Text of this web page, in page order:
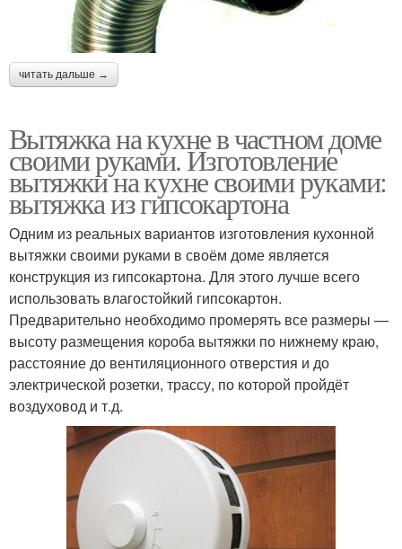
читать дальше →
Вытяжка на кухне в частном доме
своими руками. Изготовление
вытяжки на кухне своими руками:
вытяжка из гипсокартона
Одним из реальных вариантов изготовления кухонной
вытяжки своими руками в своём доме является
конструкция из гипсокартона. Для этого лучше всего
использовать влагостойкий гипсокартон.
Предварительно необходимо промерять все размеры —
высоту размещения короба вытяжки по нижнему краю,
расстояние до вентиляционного отверстия и до
электрической розетки, трассу, по которой пройдёт
воздуховод и т.д.